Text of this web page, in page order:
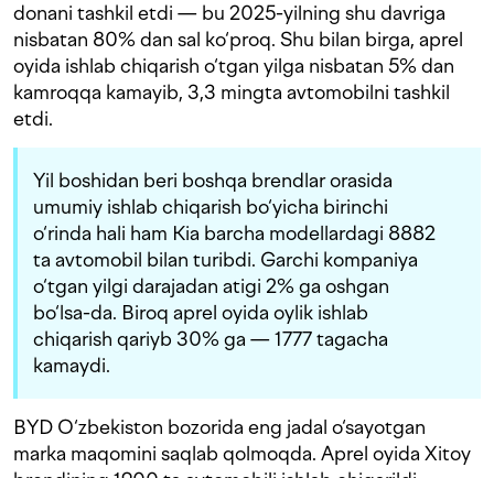
donani tashkil etdi — bu 2025-yilning shu davriga
nisbatan 80% dan sal ko‘proq. Shu bilan birga, aprel
oyida ishlab chiqarish o‘tgan yilga nisbatan 5% dan
kamroqqa kamayib, 3,3 mingta avtomobilni tashkil
etdi.
Yil boshidan beri boshqa brendlar orasida
umumiy ishlab chiqarish bo‘yicha birinchi
o‘rinda hali ham Kia barcha modellardagi 8882
ta avtomobil bilan turibdi. Garchi kompaniya
o‘tgan yilgi darajadan atigi 2% ga oshgan
bo‘lsa-da. Biroq aprel oyida oylik ishlab
chiqarish qariyb 30% ga — 1777 tagacha
kamaydi.
BYD O‘zbekiston bozorida eng jadal o‘sayotgan
marka maqomini saqlab qolmoqda. Aprel oyida Xitoy